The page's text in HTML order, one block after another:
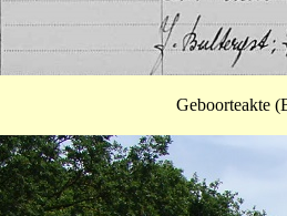
Geboorteakte